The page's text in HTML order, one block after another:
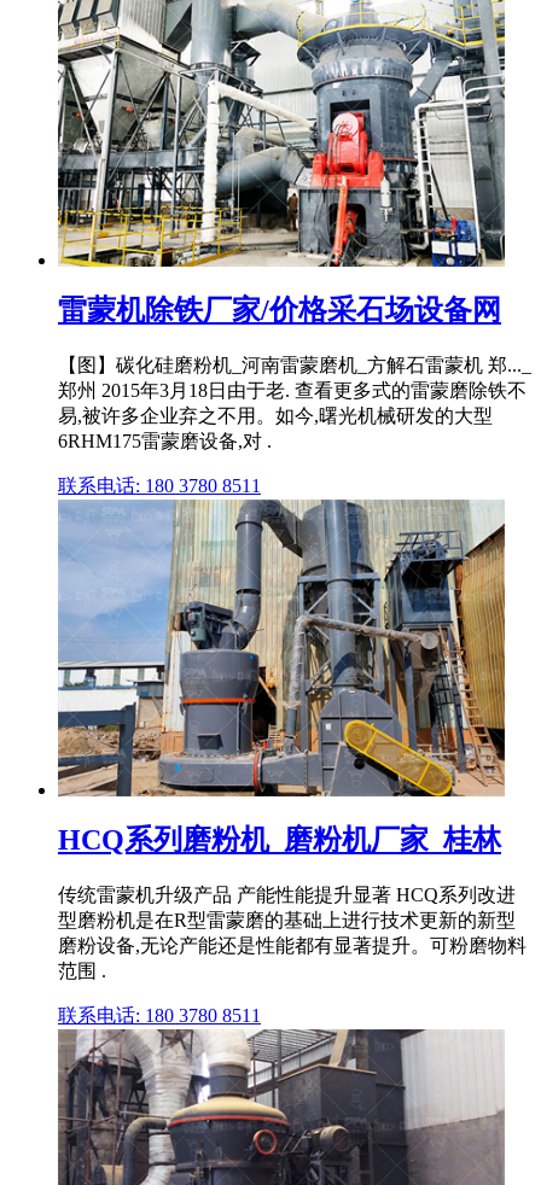
雷蒙机除铁厂家/价格采石场设备网
【图】碳化硅磨粉机_河南雷蒙磨机_方解石雷蒙机 郑..._
郑州 2015年3月18日由于老. 查看更多式的雷蒙磨除铁不
易,被许多企业弃之不用。如今,曙光机械研发的大型
6RHM175雷蒙磨设备,对 .
联系电话: 180 3780 8511
HCQ系列磨粉机_磨粉机厂家_桂林
传统雷蒙机升级产品 产能性能提升显著 HCQ系列改进
型磨粉机是在R型雷蒙磨的基础上进行技术更新的新型
磨粉设备,无论产能还是性能都有显著提升。可粉磨物料
范围 .
联系电话: 180 3780 8511